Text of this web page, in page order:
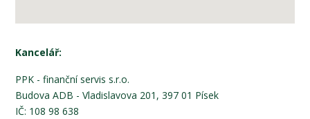
Kancelář:
PPK - finanční servis s.r.o.
Budova ADB - Vladislavova 201, 397 01 Písek
IČ: 108 98 638